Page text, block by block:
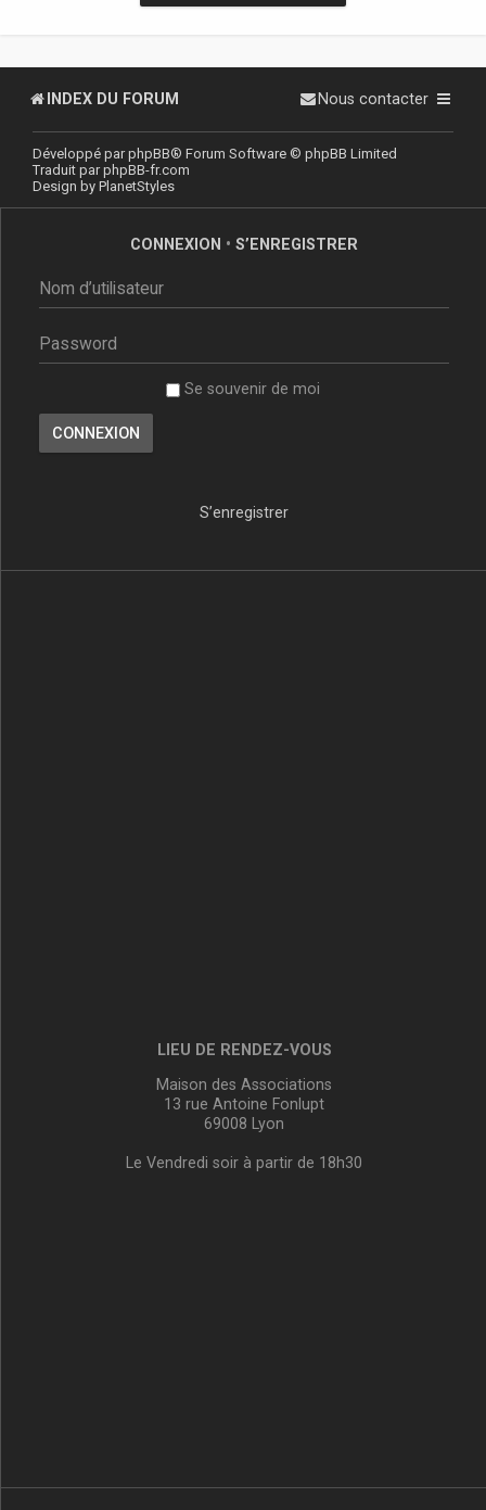
INDEX DU FORUM Nous contacter
Développé parphpBB® Forum Software © phpBB Limited
Traduit parphpBB-fr.com
Design by PlanetStyles
CONNEXION • S’ENREGISTRER
Se souvenir de moi
S’enregistrer
LIEU DE RENDEZ-VOUS
Maison des Associations
13 rue Antoine Fonlupt
69008 Lyon
Le Vendredi soir à partir de 18h30